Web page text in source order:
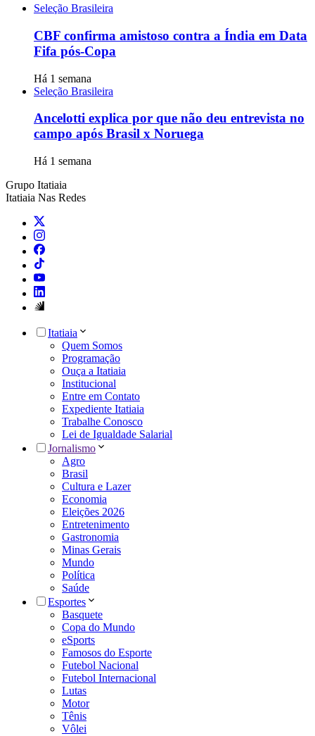
Seleção Brasileira
CBF confirma amistoso contra a Índia em Data
Fifa pós-Copa
Há 1 semana
Seleção Brasileira
Ancelotti explica por que não deu entrevista no
campo após Brasil x Noruega
Há 1 semana
Grupo Itatiaia
Itatiaia Nas Redes
Itatiaia
Quem Somos
Programação
Ouça a Itatiaia
Institucional
Entre em Contato
Expediente Itatiaia
Trabalhe Conosco
Lei de Igualdade Salarial
Jornalismo
Agro
Brasil
Cultura e Lazer
Economia
Eleições 2026
Entretenimento
Gastronomia
Minas Gerais
Mundo
Política
Saúde
Esportes
Basquete
Copa do Mundo
eSports
Famosos do Esporte
Futebol Nacional
Futebol Internacional
Lutas
Motor
Tênis
Vôlei